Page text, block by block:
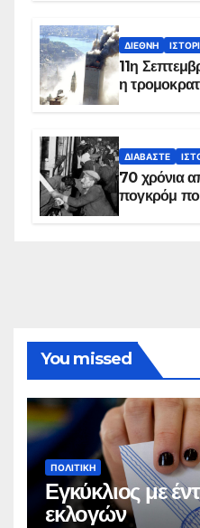
ΔΙΕΘΝΉ
11η
η
ΔΙΑΒΆΣΤΕ
70 χρόνια
πογκρόμ
You missed
ΠΟΛΙΤΙΚΉ
Εγκύκλιος με
εκλογών